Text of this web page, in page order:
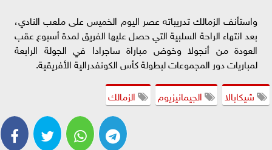
واستأنف الزمالك تدريباته عصر اليوم الخميس على ملعب النادي،
بعد انتهاء الراحة السلبية التي حصل عليها الفريق لمدة أسبوع عقب
العودة من أنجولا وخوض مباراة ساجرادا في الجولة الرابعة
لمباريات دور المجموعات لبطولة كأس الكونفدرالية الأفريقية.
شيكابالا
الجيمانيزيوم الزمالك